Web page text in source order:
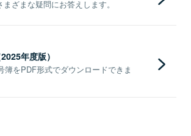
ざまな疑問にお答えします。
年度版）
簿をPDF形式でダウンロードできま